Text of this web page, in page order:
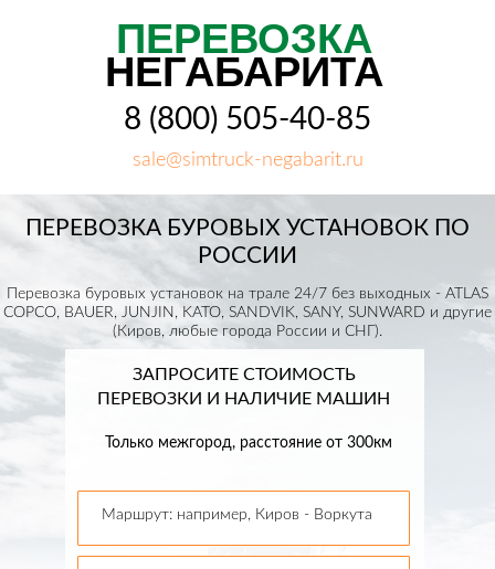
ПЕРЕВОЗКА
НЕГАБАРИТА
8 (800) 505-40-85
sale@simtruck-negabarit.ru
ПЕРЕВОЗКА БУРОВЫХ УСТАНОВОК ПО
РОССИИ
Перевозка буровых установок на трале 24/7 без выходных - ATLAS
COPCO, BAUER, JUNJIN, KATO, SANDVIK, SANY, SUNWARD и другие
(Киров, любые города России и СНГ).
ЗАПРОСИТЕ СТОИМОСТЬ
ПЕРЕВОЗКИ И НАЛИЧИЕ МАШИН
Только межгород, расстояние от 300км
Маршрут: например, Киров - Воркута